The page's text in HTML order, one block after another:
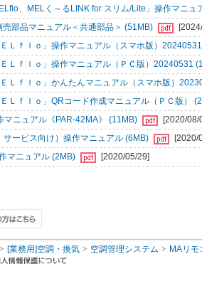
、MELく～るLINK for スリム/Lite」操作マニュ
部品マニュアル＜共通部品＞ (51MB)
Ｌｆｌｏ」操作マニュアル（スマホ版）
Ｌｆｌｏ」操作マニュアル（ＰＣ版）20240531
Ｌｆｌｏ」かんたんマニュアル（スマホ版）
Ｌｆｌｏ」QRコード作成マニュアル（ＰＣ版）
マニュアル《PAR-42MA》 (11MB)
[2020/08/
サービス向け）操作マニュアル (6MB)
[2020/
マニュアル (2MB)
[2020/05/29]
[業務用]空調・換気 空調管理システム MAリモ